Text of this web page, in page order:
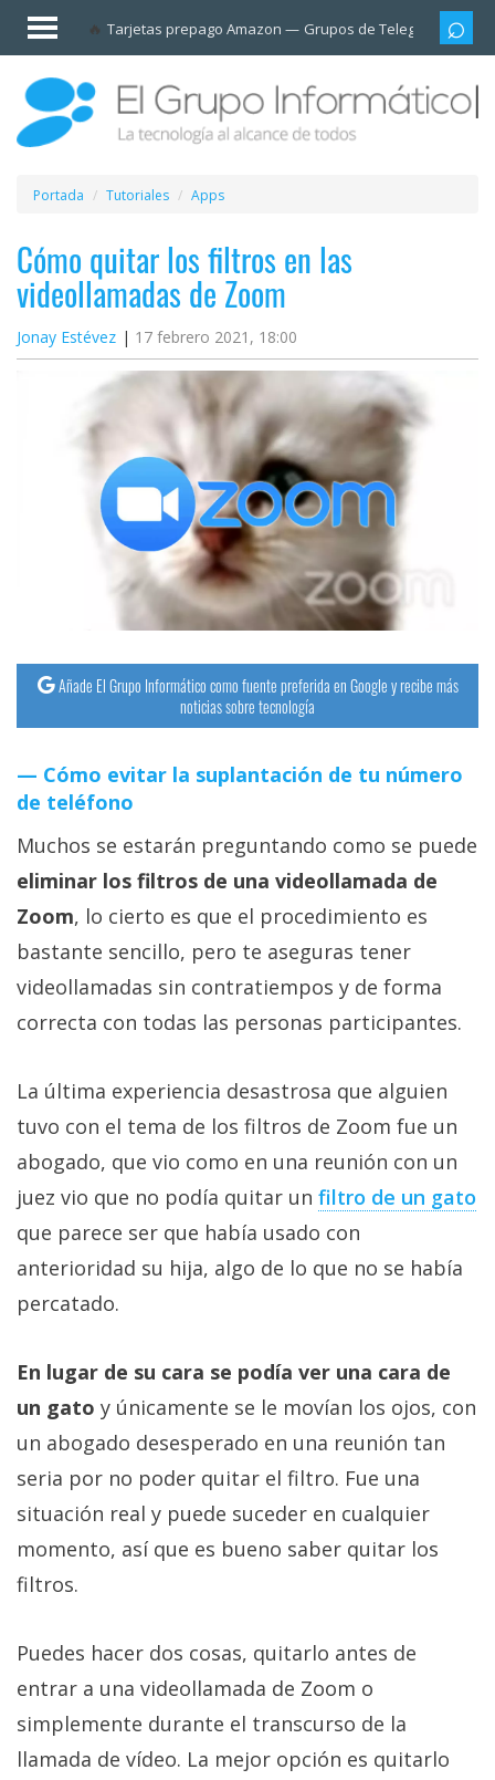
Tarjetas prepago Amazon Grupos de Telegram
Invitado
Iniciar
sesión /
Registrarse
Esenciales
Móviles
Ofertas
Apps
Plataformas
streaming
y
Tutoriales
Sistemas
operativos
Profesional
+
temas
Sorteos
Foros
Contacto
Sobre
nosotros
Publicidad
Cambiar
opciones
de
privacidad
Aviso
Legal
El medio de
digital donde
encontrarás
todas las
noticias sobre
Portada Tutoriales Apps
Cómo quitar los filtros en las
videollamadas de Zoom
Jonay Estévez 17 febrero 2021, 18:00
Añade El Grupo Informático como fuente preferida en Google y recibe más
noticias sobre tecnología
Cómo evitar la suplantación de tu número
de teléfono
Muchos se estarán preguntando como se puede
eliminar los filtros de una videollamada de
Zoom, lo cierto es que el procedimiento es
bastante sencillo, pero te aseguras tener
videollamadas sin contratiempos y de forma
correcta con todas las personas participantes.
La última experiencia desastrosa que alguien
tuvo con el tema de los filtros de Zoom fue un
abogado, que vio como en una reunión con un
juez vio que no podía quitar un filtro de un gato
que parece ser que había usado con
anterioridad su hija, algo de lo que no se había
percatado.
En lugar de su cara se podía ver una cara de
un gato y únicamente se le movían los ojos, con
un abogado desesperado en una reunión tan
seria por no poder quitar el filtro. Fue una
situación real y puede suceder en cualquier
momento, así que es bueno saber quitar los
filtros.
Puedes hacer dos cosas, quitarlo antes de
entrar a una videollamada de Zoom o
simplemente durante el transcurso de la
llamada de vídeo. La mejor opción es quitarlo